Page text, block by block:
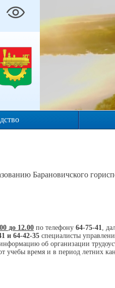
Барановичского
до 12.00 по телефону 64-75-41,
и 64-42-35 специалисты
об организации
учебы время и в период летних